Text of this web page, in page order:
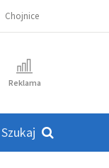
Chojnice
Reklama